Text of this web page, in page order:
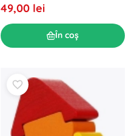
49,00 lei
În coș